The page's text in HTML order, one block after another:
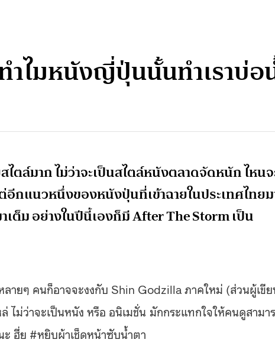
ไมหนังญี่ปุ่นนั้นทำเราบ่อ
ตล์มาก ไม่ว่าจะเป็นสไตล์หนังตลาดจัดหนัก ไหน
กแนวหนึ่งของหนังปุ่นที่เข้าฉายในประเทศไทย
ม อย่างในปีนี้เองก็มี After The Storm เป็น
ายๆ คนก็อาจจะงงกับ Shin Godzilla ภาคใหม่ (ส่วนผู้เขี
ม่ว่าจะเป็นหนัง หรือ อนิเมชั่น มักกระแทกใจให้คนดูสามา
ฮึ่ย #หยิบผ้าเช็ดหน้าซับน้ำตา